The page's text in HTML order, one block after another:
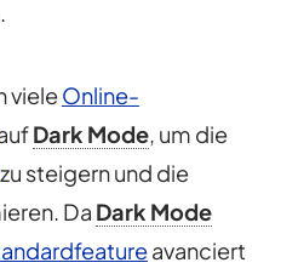
vieleOnline-
Dark Mode, um die
zu steigern und die
Da Dark Mode
avanciert